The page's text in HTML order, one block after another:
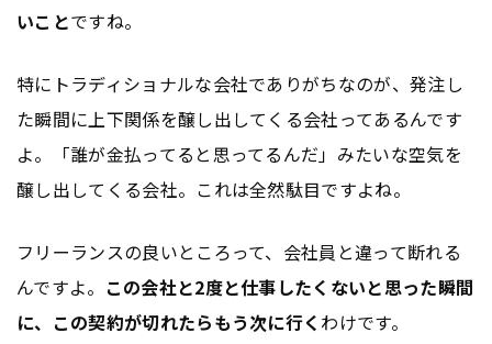
いことですね。
特にトラディショナルな会社でありがちなのが、発注し
た瞬間に上下関係を醸し出してくる会社ってあるんです
よ。「誰が金払ってると思ってるんだ」みたいな空気を
醸し出してくる会社。これは全然駄目ですよね。
フリーランスの良いところって、会社員と違って断れる
んですよ。 この会社と2度と仕事したくないと思った瞬間
に、この契約が切れたらもう次に行く わけです。